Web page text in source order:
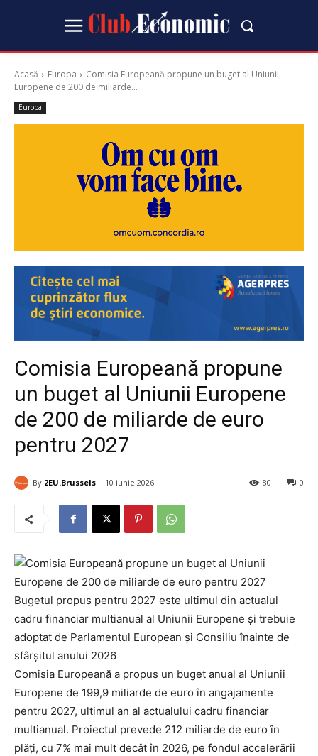
Acasă Europa
Comisia Europeană propune un buget al Uniunii
Europene de 200 de miliarde...
Europa
Comisia Europeană propune
un buget al Uniunii Europene
de 200 de miliarde de euro
pentru 2027
By 2EU.Brussels 10 iunie 2026 0
80
Bugetul propus pentru 2027 este ultimul din actualul
cadru financiar multianual al Uniunii Europene și trebuie
adoptat de Parlamentul European și Consiliu înainte de
sfârșitul anului 2026
Comisia Europeană a propus un buget anual al Uniunii
Europene de 199,9 miliarde de euro în angajamente
pentru 2027, ultimul an al actualului cadru financiar
multianual. Proiectul prevede 212 miliarde de euro în
plăți, cu 7% mai mult decât în 2026, pe fondul accelerării